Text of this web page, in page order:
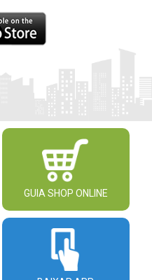
GUIA SHOP ONLINE